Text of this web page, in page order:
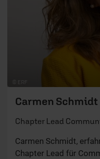
© ERF
Carmen Schmidt
Chapter Lead
Carmen Schmidt,
Chapter Lead für